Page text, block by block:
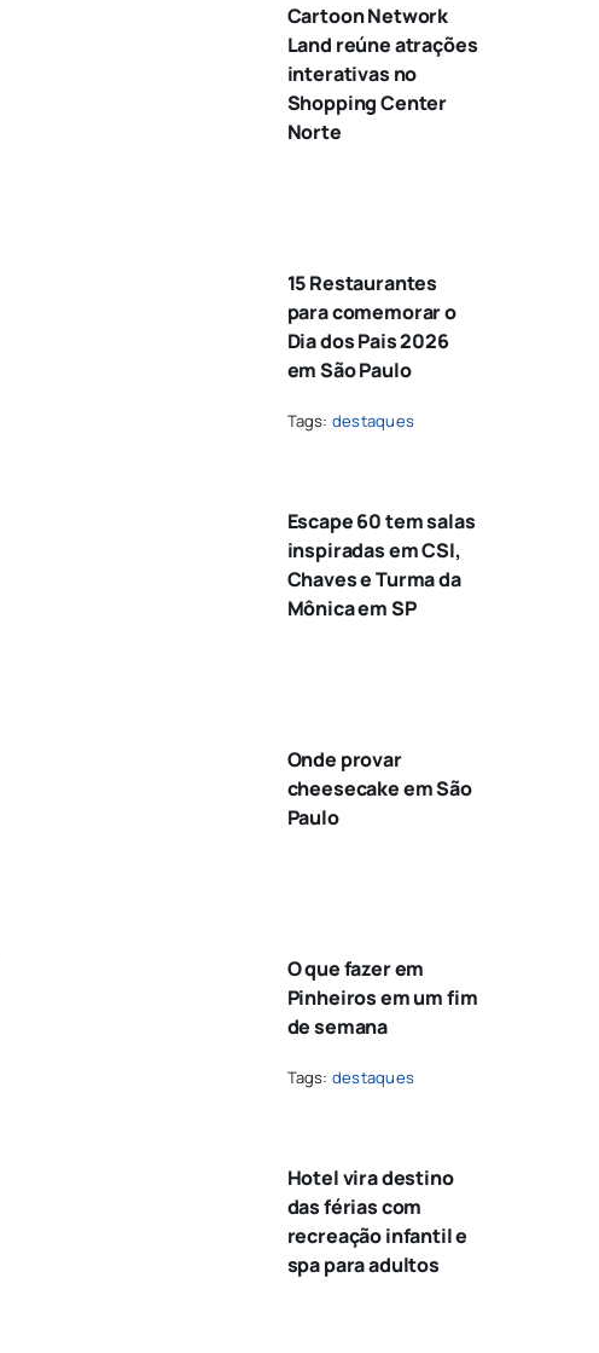
Cartoon Network
Land reúne atrações
interativas no
Shopping Center
Norte
15 Restaurantes
para comemorar o
Dia dos Pais 2026
em São Paulo
Tags: destaques
Escape 60 tem salas
inspiradas em CSI,
Chaves e Turma da
Mônica em SP
Onde provar
cheesecake em São
Paulo
O que fazer em
Pinheiros em um fim
de semana
Tags: destaques
Hotel vira destino
das férias com
recreação infantil e
spa para adultos